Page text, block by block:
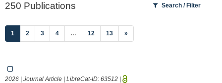
250 Publications Search / Filter
1 (current)
2 3 4 … 12 13 »
2026 | Journal Article | LibreCat-ID: 63512 |